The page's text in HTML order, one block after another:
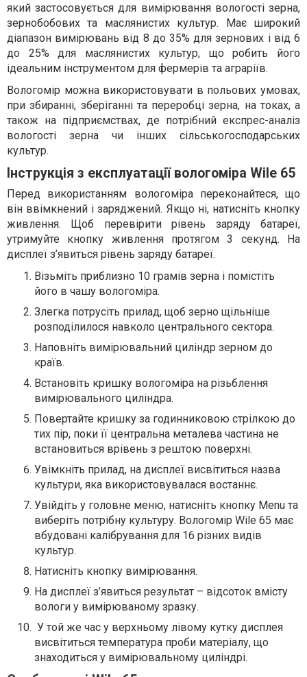
який застосовується для вимірювання вологості зерна,
зернобобових та маслянистих культур. Має широкий
діапазон вимірювань від 8 до 35% для зернових і від 6
до 25% для маслянистих культур, що робить його
ідеальним інструментом для фермерів та аграріїв.
Вологомір можна використовувати в польових умовах,
при збиранні, зберіганні та переробці зерна, на токах, а
також на підприємствах, де потрібний експрес-аналіз
вологості зерна чи інших сільськогосподарських
культур.
Інструкція з експлуатації вологоміра Wile 65
Перед використанням вологоміра переконайтеся, що
він ввімкнений і заряджений. Якщо ні, натисніть кнопку
живлення. Щоб перевірити рівень заряду батареї,
утримуйте кнопку живлення протягом 3 секунд. На
дисплеї з’явиться рівень заряду батареї.
Візьміть приблизно 10 грамів зерна і помістіть
його в чашу вологоміра.
Злегка потрусіть прилад, щоб зерно щільніше
розподілилося навколо центрального сектора.
Наповніть вимірювальний циліндр зерном до
країв.
Встановіть кришку вологоміра на різьблення
вимірювального циліндра.
Повертайте кришку за годинниковою стрілкою до
тих пір, поки її центральна металева частина не
встановиться врівень з рештою поверхні.
Увімкніть прилад, на дисплеї висвітиться назва
культури, яка використовувалася востаннє.
Увійдіть у головне меню, натисніть кнопку Menu та
виберіть потрібну культуру. Вологомір Wile 65 має
вбудовані калібрування для 16 різних видів
культур.
Натисніть кнопку вимірювання.
На дисплеї з’явиться результат – відсоток вмісту
вологи у вимірюваному зразку.
У той же час у верхньому лівому кутку дисплея
висвітиться температура проби матеріалу, що
знаходиться у вимірювальному циліндрі.